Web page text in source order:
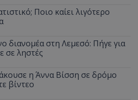
Ποιο καίει λιγότερο
διανομέα στη Λεμεσό: Πήγε για
σε ληστές
άκουσε η Άννα Βίσση σε δρόμο
βίντεο